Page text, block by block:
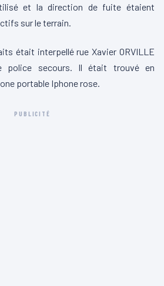
et la direction de fuite étaient
sur le terrain.
était interpellé rue Xavier ORVILLE
police secours. Il était trouvé en
portable Iphone rose.
PUBLICITÉ